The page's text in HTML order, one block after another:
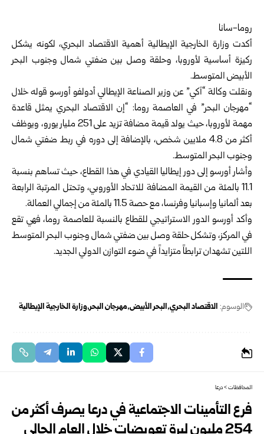
روما-سانا
أكدت وزارة الخارجية الإيطالية أهمية الاقتصاد البحري، لكونه يشكل
ركيزة أساسية لأوروبا، وحلقة وصل بين ضفتي شمال وجنوب البحر
الأبيض المتوسط.
ونقلت وكالة “آكي” عن وزير الصناعة الإيطالي أدولفو أورسو قوله خلال
“مهرجان البحر” في العاصمة روما: “إن الاقتصاد البحري يمثل قاعدة
مهمة لأوروبا، حيث يولد قيمة مضافة تزيد على 251 مليار يورو، ويوظف
أكثر من 4.8 ملايين شخص، بالإضافة إلى دوره في ربط ضفتي شمال
وجنوب البحر المتوسط.
وأشار أورسو إلى دور إيطاليا القيادي في هذا القطاع، حيث تساهم بنسبة
11.1 بالمئة من القيمة المضافة للاتحاد الأوروبي، وتحتل المرتبة الرابعة
بعد ألمانيا وإسبانيا وفرنسا، مع حصة 11.5 بالمئة من إجمالي العمالة.
وأكد أورسو الدور الاستراتيجي للقطاع بالنسبة للعاصمة روما، فهي تقع
في المركز، وتشكل حلقة وصل بين ضفتي شمال وجنوب البحر المتوسط
اللتين تشهدان ترابطاً متزايداً في ضوء التوازن الدولي الجديد.
الوسوم: الاقتصاد البحري البحر الأبيض مهرجان البحر وزارة الخارجية الإيطالية
المحافظات>درعا
فرع التأمينات الاجتماعية في درعا يصرف أكثر من